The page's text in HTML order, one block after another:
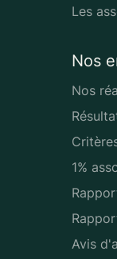
Les
Nos
Nos
1%
Avis